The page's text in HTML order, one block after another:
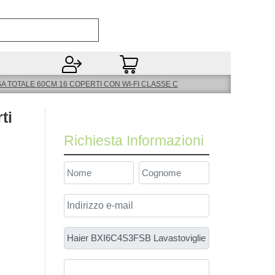
TOTALE 60CM 16 COPERTI CON WI-FI CLASSE C
Richiesta Informazioni